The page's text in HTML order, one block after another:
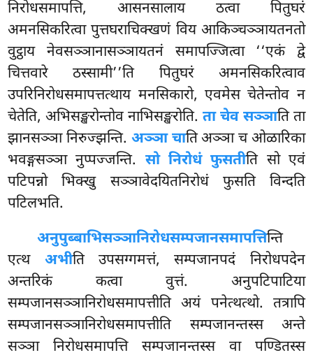
निरोधसमापत्ति, आसनसालाय ठत्वा पितुघरं
अमनसिकरित्वा पुत्तघराचिक्खणं विय आकिञ्चञ्ञायतनतो
वुट्ठाय नेवसञ्ञानासञ्ञायतनं समापज्जित्वा ‘‘एकं द्वे
चित्तवारे ठस्सामी’’ति पितुघरं अमनसिकरित्वाव
उपरिनिरोधसमापत्तत्थाय मनसिकारो, एवमेस चेतेन्तोव न
चेतेति, अभिसङ्खरोन्तोव नाभिसङ्खरोति. ता चेव सञ्ञाति ता
झानसञ्ञा निरुज्झन्ति. अञ्ञा चाति अञ्ञा च ओळारिका
भवङ्गसञ्ञा नुप्पज्जन्ति. सो निरोधं फुसतीति सो एवं
पटिपन्नो भिक्खु सञ्ञावेदयितनिरोधं फुसति विन्दति
पटिलभति.
अनुपुब्बाभिसञ्ञानिरोधसम्पजानसमापत्तिन्ति
एत्थ अभीति उपसग्गमत्तं, सम्पजानपदं निरोधपदेन
अन्तरिकं कत्वा वुत्तं. अनुपटिपाटिया
सम्पजानसञ्ञानिरोधसमापत्तीति अयं पनेत्थत्थो. तत्रापि
सम्पजानसञ्ञानिरोधसमापत्तीति सम्पजानन्तस्स अन्ते
सञ्ञा निरोधसमापत्ति सम्पजानन्तस्स वा पण्डितस्स